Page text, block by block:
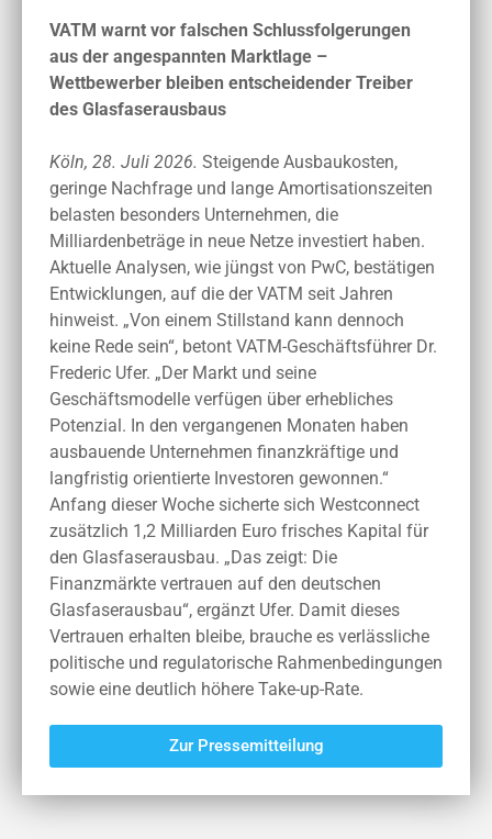
VATM warnt vor falschen Schlussfolgerungen
aus der angespannten Marktlage –
Wettbewerber bleiben entscheidender Treiber
des Glasfaserausbaus
Köln, 28. Juli 2026. Steigende Ausbaukosten,
geringe Nachfrage und lange Amortisationszeiten
belasten besonders Unternehmen, die
Milliardenbeträge in neue Netze investiert haben.
Aktuelle Analysen, wie jüngst von PwC, bestätigen
Entwicklungen, auf die der VATM seit Jahren
hinweist. „Von einem Stillstand kann dennoch
keine Rede sein“, betont VATM-Geschäftsführer Dr.
Frederic Ufer. „Der Markt und seine
Geschäftsmodelle verfügen über erhebliches
Potenzial. In den vergangenen Monaten haben
ausbauende Unternehmen finanzkräftige und
langfristig orientierte Investoren gewonnen.“
Anfang dieser Woche sicherte sich Westconnect
zusätzlich 1,2 Milliarden Euro frisches Kapital für
den Glasfaserausbau. „Das zeigt: Die
Finanzmärkte vertrauen auf den deutschen
Glasfaserausbau“, ergänzt Ufer. Damit dieses
Vertrauen erhalten bleibe, brauche es verlässliche
politische und regulatorische Rahmenbedingungen
sowie eine deutlich höhere Take-up-Rate.
Zur Pressemitteilung